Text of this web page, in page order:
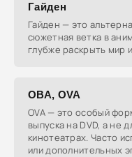
Гайден
Гайден — это
сюжетная ветка в
глубже раскрыть мир
ОВА, OVA
OVA — это особый
выпуска на DVD, а не
кинотеатрах. Часто
или дополнительных